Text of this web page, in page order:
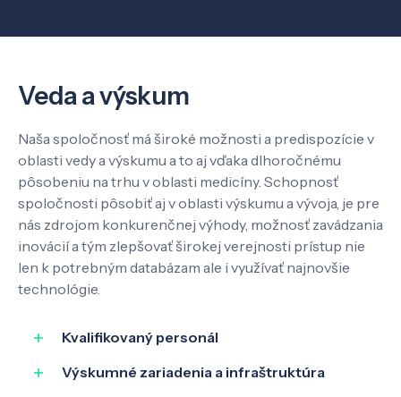
Veda a výskum
Pôsobenie
Know-how
O nás
SK EN
Veda a výskum
Naša spoločnosť má široké možnosti a predispozície v
oblasti vedy a výskumu a to aj vďaka dlhoročnému
pôsobeniu na trhu v oblasti medicíny. Schopnosť
spoločnosti pôsobiť aj v oblasti výskumu a vývoja, je pre
nás zdrojom konkurenčnej výhody, možnosť zavádzania
inovácií a tým zlepšovať širokej verejnosti prístup nie
len k potrebným databázam ale i využívať najnovšie
technológie.
Kvalifikovaný personál
Výskumné zariadenia a infraštruktúra